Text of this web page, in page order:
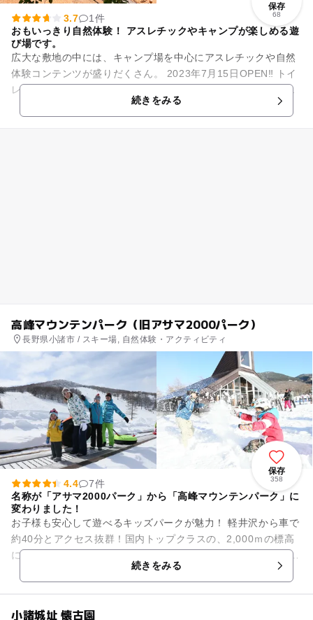
保存
68
3.7
1件
おもいっきり自然体験！ アスレチックやキャンプが楽しめる遊
び場です。
広大な敷地の中には、キャンプ場を中心にアスレチックや自然
体験コンテンツが盛りだくさん。 2023年7月15日OPEN‼ トイ
レ・炊事場・シャワーブースなどの水回りは綺麗で自信があり
続きをみる
高峰マウンテンパーク（旧アサマ2000パーク）
長野県小諸市 / スキー場, 自然体験・アクティビティ
保存
358
4.4
7件
名称が「アサマ2000パーク」から「高峰マウンテンパーク」に
変わりました！
お子様も安心して遊べるキッズパークが魅力！ 軽井沢から車で
約40分とアクセス抜群！国内トップクラスの、2,000ｍの標高
に位置し、ふわふわな上質な雪がウリ！ 地域最大級のキッズパ
続きをみる
小諸城址 懐古園